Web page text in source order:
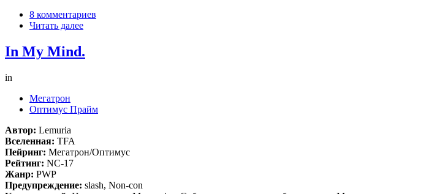
8 комментариев
Читать далее
In My Mind.
in
Мегатрон
Оптимус Прайм
Автор: Lemuria
Вселенная: TFA
Пейринг: Мегатрон/Оптимус
Рейтинг: NC-17
Жанр: PWP
Предупреждение: slash, Non-con